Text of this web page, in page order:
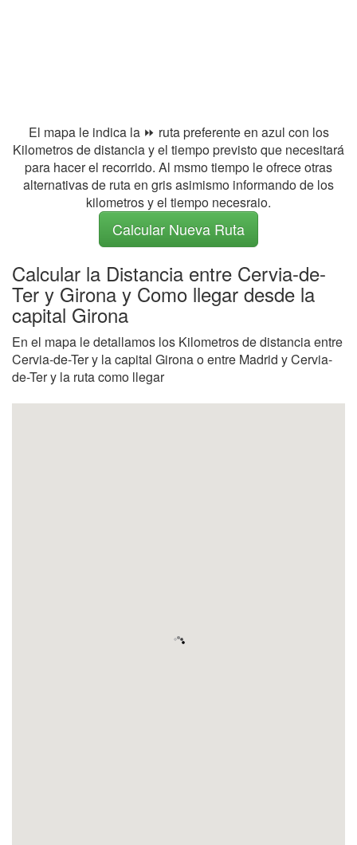
El mapa le indica la ⏩ ruta preferente en azul con los
Kilometros de distancia y el tiempo previsto que necesitará
para hacer el recorrido. Al msmo tiempo le ofrece otras
alternativas de ruta en gris asimismo informando de los
kilometros y el tiempo necesraio.
Calcular Nueva Ruta
Calcular la Distancia entre Cervia-de-
Ter y Girona y Como llegar desde la
capital Girona
En el mapa le detallamos los Kilometros de distancia entre
Cervia-de-Ter y la capital Girona o entre Madrid y Cervia-
de-Ter y la ruta como llegar